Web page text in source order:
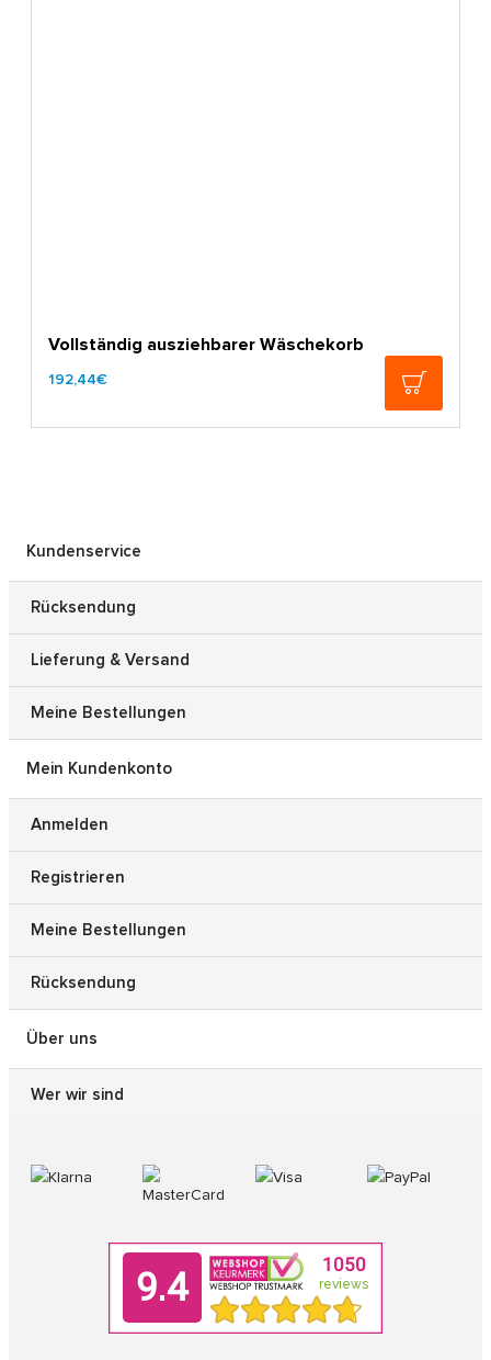
Vollständig ausziehbarer Wäschekorb
192,44€
Kundenservice
Rücksendung
Lieferung & Versand
Meine Bestellungen
Mein Kundenkonto
Anmelden
Registrieren
Meine Bestellungen
Rücksendung
Über uns
Wer wir sind